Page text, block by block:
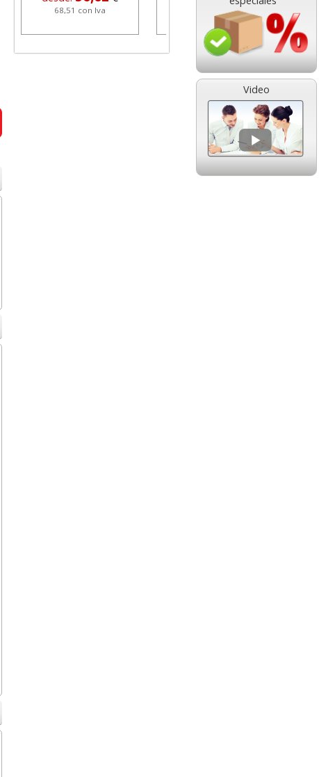
Video
68,51 con Iva 1,08 con Iva
Negro, original